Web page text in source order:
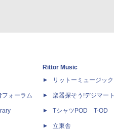
フォーラム
Rittor Music
リットーミュージック
楽器探そう!デジマート
TシャツPOD T-OD
立東舎